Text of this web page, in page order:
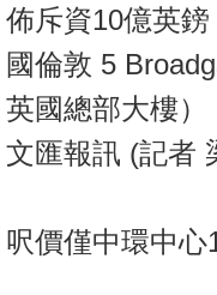
揭
地
產
客
產
佈斥資10億英
國倫敦 5
英國總部大樓）
文匯報訊 (記者
呎價僅中環中